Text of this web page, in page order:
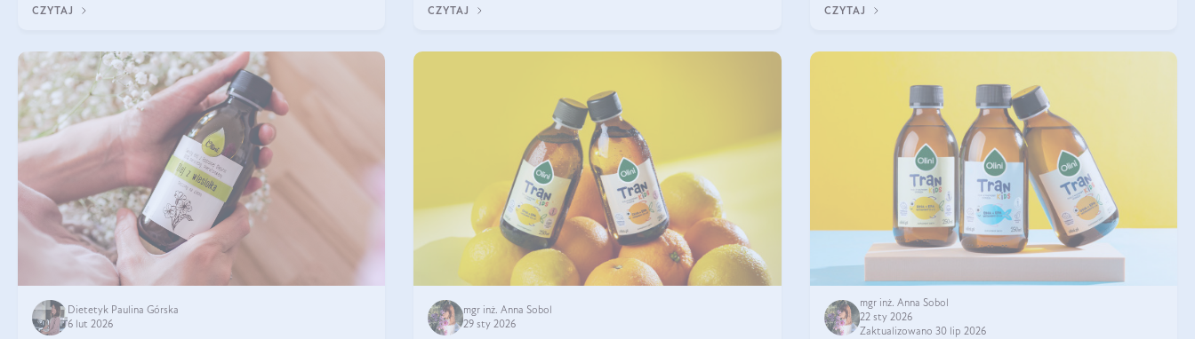
może być niedokrwistość z niedoboru żelaza.
CZYTAJ CZYTAJ
ferrytyny daje objawy, które mogą utrudniać codzienne
CZYTAJ
Dietetyk Paulina Górska
6 lut 2026
mgr inż. Anna Sobol
29 sty 2026
mgr inż. Anna Sobol
22 sty 2026
Zaktualizowano 30 lip 2026